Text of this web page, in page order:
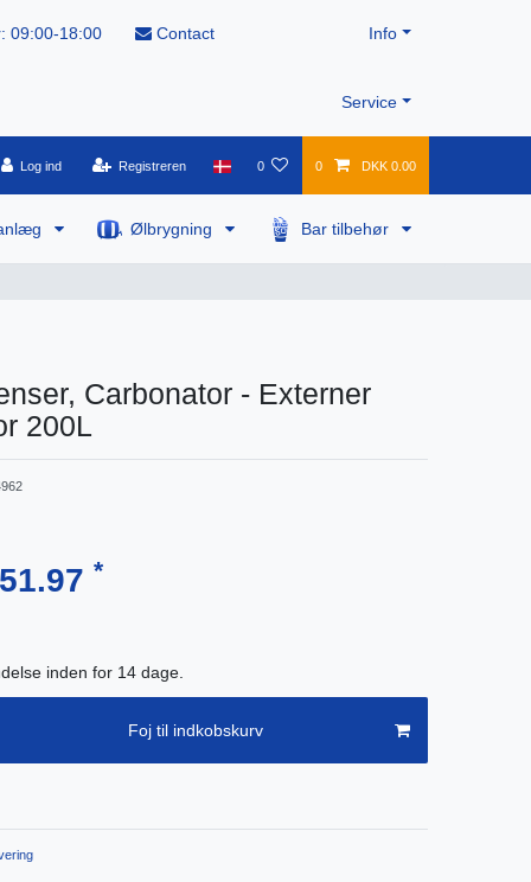
09:00-18:00 Contact Info
Service
Log ind Registreren 0 0 DKK 0.00
Ølbrygning Bar tilbehør
Carbonator - Externer
200L
*
inden for 14 dage.
Foj til indkobskurv